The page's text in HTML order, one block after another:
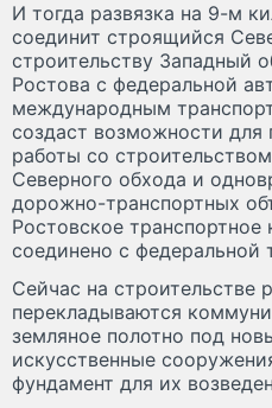
И тогда развязка на 9-м
соединит строящийся
строительству Западный
Ростова с федеральной
международным
создаст возможности для
работы со
Северного обхода и
дорожно-транспортных
Ростовское
соединено с федеральной
Сейчас на строительстве
перекладываются
земляное полотно под
искусственные
фундамент для их